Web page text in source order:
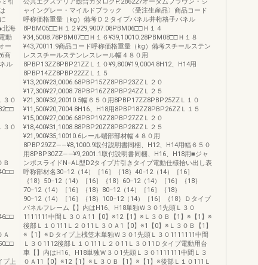
北海
動
ー
商
ル
３０
３０
Ｂ
Ａ
プ上
ャイングレー・マイルドブラック 〈受注生産品〉商品コード
呼称価格重量（kg）備考Ｄ２タイプパネル井桁格子パネル
8PBM05□□Ｈ１２¥29,9007.08PBM06□□Ｈ１４
¥34,5008.78PBM07□□Ｈ１６¥39,10010.28PBM08□□Ｈ１８
¥43,70011.9商品コード呼称価格重量（kg）備考スチールステン
レススチールステンレスレール幅４８０用
8PBP13ZZ8PBP21ZZＬ１０¥9,800¥19,0004.8H12、H14用
8PBP14ZZ8PBP22ZZＬ１５
¥13,200¥23,0006.68PBP15ZZ8PBP23ZZＬ２０
¥17,300¥27,0008.78PBP16ZZ8PBP24ZZＬ２５
¥21,300¥32,20010.5幅６５０用8PBP17ZZ8PBP25ZZＬ１０
¥11,500¥20,7004.8H16、H18用8PBP18ZZ8PBP26ZZＬ１５
¥15,000¥27,0006.68PBP19ZZ8PBP27ZZＬ２０
¥18,400¥31,1008.88PBP20ZZ8PBP28ZZＬ２５
¥21,900¥35,10010.6レール端部部材幅４８０用
8PBP29ZZ――¥8,1000.9取付説明書同梱、H12、H14用幅６５０
用8PBP30ZZ――¥9,2001.1取付説明書同梱、H16、H18用■ジャ
ンボスライドN−AL型D2タイプ片引きタイプ電動仕様拾い出し表
呼称部材名30−12（14）［16］｛18｝40−12（14）［16］
｛18｝50−12（14）［16］｛18｝60−12（14）［16］｛18｝
70−12（14）［16］｛18｝80−12（14）［16］｛18｝
90−12（14）［16］｛18｝100−12（14）［16］｛18｝Ｄタイプ
パネルフレーム【】内はH16、H18単独Ｗ３０1先頭Ｌ３０
1111111中間Ｌ３０Ａ11【0】※12【1】※Ｌ３０Ｂ【1】※【1】※
後部Ｌ１０111Ｌ２０11Ｌ３０Ａ1【0】※1【0】※Ｌ３０Ｂ【1】
※【1】※Ｄタイプ上桟笠木単独Ｗ３０1先頭Ｌ３０1111111中間
Ｌ３０1112後部Ｌ１０111Ｌ２０11Ｌ３０11Ｄタイプ電動用台
車【】内はH16、H18単独Ｗ３０1先頭Ｌ３０1111111中間Ｌ３
０Ａ11【0】※12【1】※Ｌ３０Ｂ【1】※【1】※後部Ｌ１０111Ｌ